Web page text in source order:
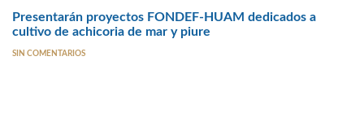
Presentarán proyectos FONDEF-HUAM dedicados a
cultivo de achicoria de mar y piure
SIN COMENTARIOS